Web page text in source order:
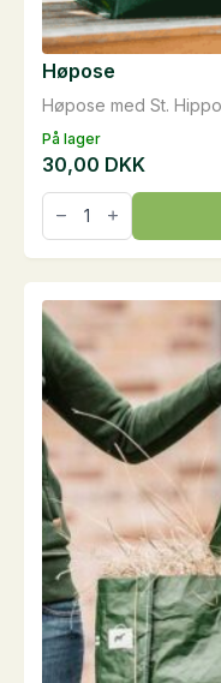
På lager
Høpose med St.
Høpose
30,00 DKK
Høpose
antal